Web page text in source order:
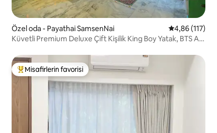
Özel oda - Payathai SamsenNai 5 üzerinden
4,86 (117)
Küvetli Premium Deluxe Çift Kişilik King Boy Yatak, BTS Ari
Misafirlerin favorilerinden en beğenilenler arasında
Misafirlerin favorisi